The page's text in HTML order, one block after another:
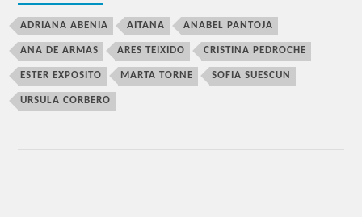
ADRIANA ABENIA AITANA ANABEL PANTOJA
ANA DE ARMAS ARES TEIXIDO CRISTINA PEDROCHE
ESTER EXPOSITO MARTA TORNE SOFIA SUESCUN
URSULA CORBERO